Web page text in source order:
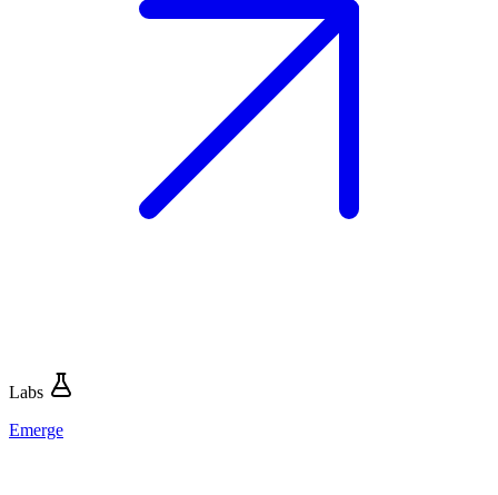
Labs
Emerge